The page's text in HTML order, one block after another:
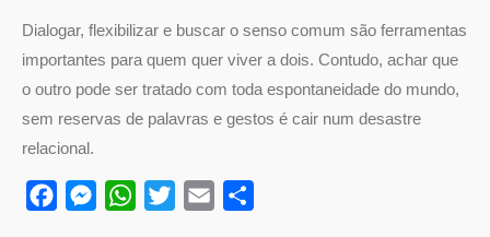
Dialogar, flexibilizar e buscar o senso comum são ferramentas
importantes para quem quer viver a dois. Contudo, achar que
o outro pode ser tratado com toda espontaneidade do mundo,
sem reservas de palavras e gestos é cair num desastre
relacional.
FacebookMessengerWhatsApp
Twitter Email